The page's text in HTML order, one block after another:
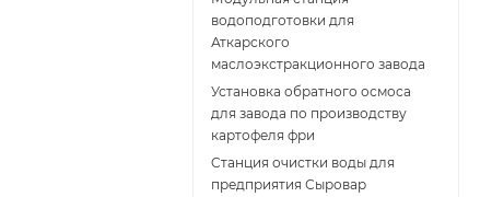
водоподготовки для
Аткарского
маслоэкстракционного завода
Установка обратного осмоса
для завода по производству
картофеля фри
Cтанция очистки воды для
предприятия Сыровар